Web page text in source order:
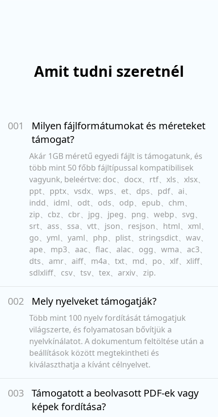
Amit tudni szeretnél
001
Milyen fájlformátumokat és méreteket
támogat?
Akár 1GB méretű egyedi fájlt is támogatunk, és
több mint 50 főbb fájltípussal kompatibilisek
vagyunk, beleértve: doc、docx、rtf、xls、xlsx、
ppt、pptx、vsdx、wps、et、dps、pdf、ai、
indd、idml、odt、ods、odp、epub、chm、
zip、cbz、cbr、jpg、jpeg、png、webp、svg、
srt、ass、ssa、vtt、json、resjson、html、xml、
go、yml、yaml、php、plist、stringsdict、wav、
ape、mp3、aac、flac、alac、ogg、wma、ac3、
dts、amr、aiff、m4a、txt、md、po、xlf、xliff、
sdlxliff、csv、tsv、tex、arxiv、zip.
002 Mely nyelveket támogatják?
Több mint 100 nyelv fordítását támogatjuk
világszerte, és folyamatosan bővítjük a
nyelvkínálatot. A dokumentum feltöltése után a
beállítások között megtekintheti és
kiválaszthatja a kívánt célnyelvet.
003 Támogatott a beolvasott PDF-ek vagy
képek fordítása?